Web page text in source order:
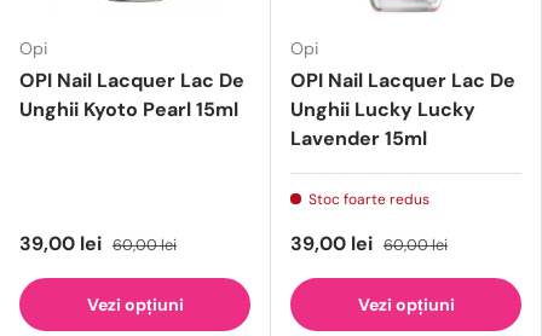
Opi
OPI Nail Lacquer Lac De
Unghii Kyoto Pearl 15ml
39,00 lei 60,00 lei
Vezi opțiuni
Opi
OPI Nail Lacquer Lac De
Unghii Lucky Lucky
Lavender 15ml
Stoc foarte redus
39,00 lei 60,00 lei
Vezi opțiuni